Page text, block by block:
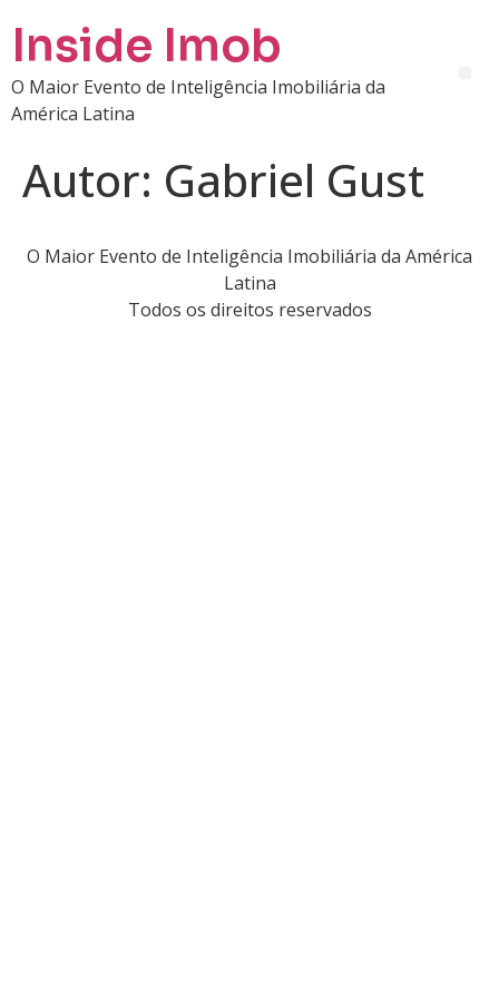
Inside Imob
O Maior Evento de Inteligência Imobiliária da
América Latina
Autor: Gabriel Gust
O Maior Evento de Inteligência Imobiliária da América
Latina
Todos os direitos reservados